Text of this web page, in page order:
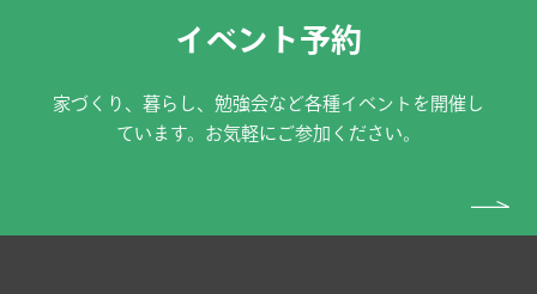
イベント予約
家づくり、暮らし、勉強会など各種イベントを開催し
ています。お気軽にご参加ください。